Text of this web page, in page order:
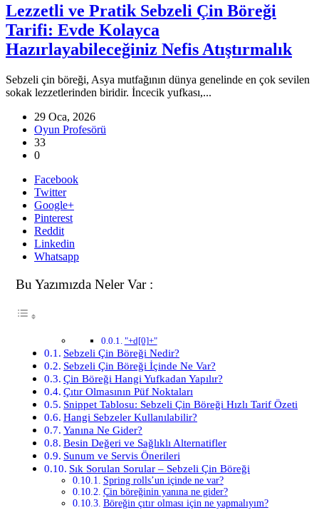
Lezzetli ve Pratik Sebzeli Çin Böreği
Tarifi: Evde Kolayca
Hazırlayabileceğiniz Nefis Atıştırmalık
Sebzeli çin böreği, Asya mutfağının dünya genelinde en çok sevilen
sokak lezzetlerinden biridir. İncecik yufkası,...
29 Oca, 2026
Oyun Profesörü
33
0
Facebook
Twitter
Google+
Pinterest
Reddit
Linkedin
Whatsapp
Bu Yazımızda Neler Var :
"+d[0]+"
Sebzeli Çin Böreği Nedir?
Sebzeli Çin Böreği İçinde Ne Var?
Çin Böreği Hangi Yufkadan Yapılır?
Çıtır Olmasının Püf Noktaları
Snippet Tablosu: Sebzeli Çin Böreği Hızlı Tarif Özeti
Hangi Sebzeler Kullanılabilir?
Yanına Ne Gider?
Besin Değeri ve Sağlıklı Alternatifler
Sunum ve Servis Önerileri
Sık Sorulan Sorular – Sebzeli Çin Böreği
Spring rolls’un içinde ne var?
Çin böreğinin yanına ne gider?
Böreğin çıtır olması için ne yapmalıyım?